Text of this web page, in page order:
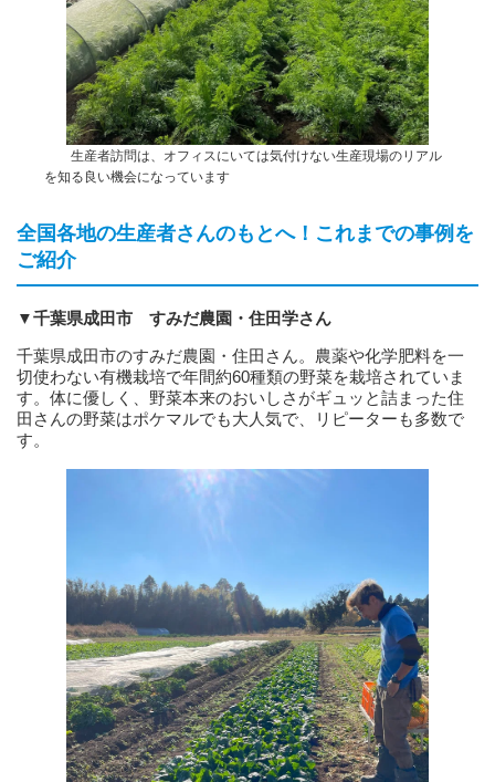
生産者訪問は、オフィスにいては気付けない生産現場のリアル
を知る良い機会になっています
全国各地の生産者さんのもとへ！これまでの事例を
ご紹介
▼千葉県成田市 すみだ農園・住田学さん
千葉県成田市のすみだ農園・住田さん。農薬や化学肥料を一
切使わない有機栽培で年間約60種類の野菜を栽培されていま
す。体に優しく、野菜本来のおいしさがギュッと詰まった住
田さんの野菜はポケマルでも大人気で、リピーターも多数で
す。